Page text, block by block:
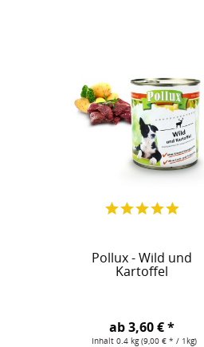
Pollux - Wild und
Kartoffel
Inhalt0.4 kg(9,00 € * / 1kg)
ab 3,60 € *